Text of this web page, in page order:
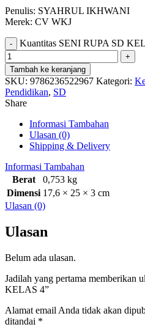
Penulis: SYAHRUL IKHWANI
Merek: CV WKJ
Kuantitas SENI RUPA SD
Tambah ke keranjang
SKU: 9786236522967 Kategori:
Pendidikan, SD
Share
Informasi Tambahan
Ulasan (0)
Shipping & Delivery
Informasi Tambahan
Berat
0,753 kg
Dimensi 17,6 × 25 × 3 cm
Ulasan (0)
Ulasan
Belum ada ulasan.
Jadilah yang pertama memberikan
KELAS 4”
Alamat email Anda tidak akan
ditandai *